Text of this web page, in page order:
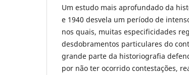
Um estudo mais aprofundado da
e 1940 desvela um período de
nos quais, muitas especificidades
desdobramentos particulares do
grande parte da historiografia
por não ter ocorrido contestações,